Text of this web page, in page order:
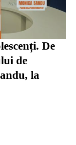
De
de
la